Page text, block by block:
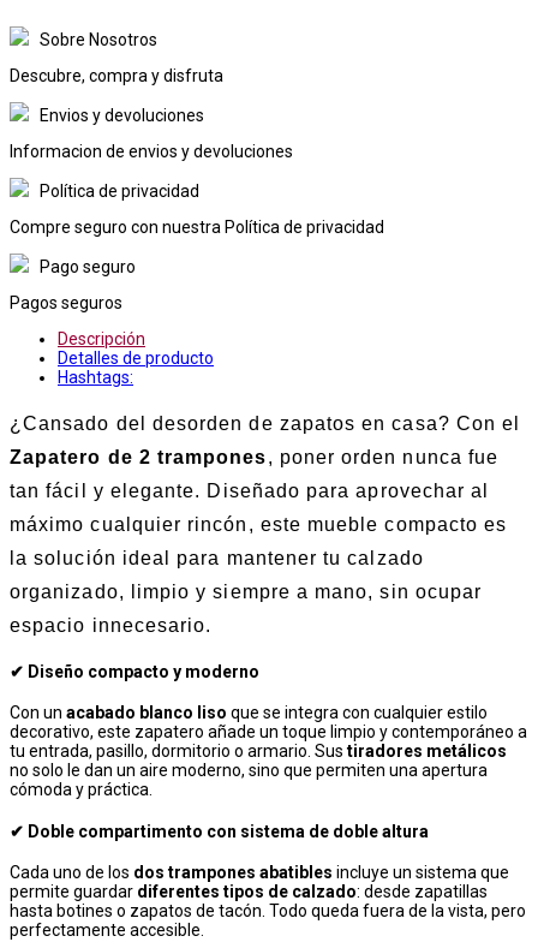
Sobre Nosotros
Descubre, compra y disfruta
Envios y devoluciones
Informacion de envios y devoluciones
Política de privacidad
Compre seguro con nuestra Política de privacidad
Pago seguro
Pagos seguros
Descripción
Detalles de producto
Hashtags:
¿Cansado del desorden de zapatos en casa? Con el
Zapatero de 2 trampones, poner orden nunca fue
tan fácil y elegante. Diseñado para aprovechar al
máximo cualquier rincón, este mueble compacto es
la solución ideal para mantener tu calzado
organizado, limpio y siempre a mano, sin ocupar
espacio innecesario.
✔ Diseño compacto y moderno
Con un acabado blanco liso que se integra con cualquier estilo
decorativo, este zapatero añade un toque limpio y contemporáneo a
tu entrada, pasillo, dormitorio o armario. Sus tiradores metálicos
no solo le dan un aire moderno, sino que permiten una apertura
cómoda y práctica.
✔ Doble compartimento con sistema de doble altura
Cada uno de los dos trampones abatibles incluye un sistema que
permite guardar diferentes tipos de calzado: desde zapatillas
hasta botines o zapatos de tacón. Todo queda fuera de la vista, pero
perfectamente accesible.